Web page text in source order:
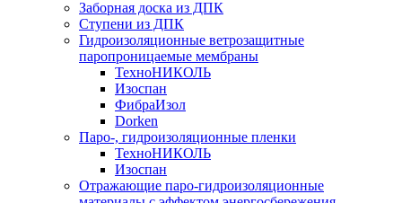
Заборная доска из ДПК
Ступени из ДПК
Гидроизоляционные ветрозащитные
паропроницаемые мембраны
ТехноНИКОЛЬ
Изоспан
ФибраИзол
Dorken
Паро-, гидроизоляционные пленки
ТехноНИКОЛЬ
Изоспан
Отражающие паро-гидроизоляционные